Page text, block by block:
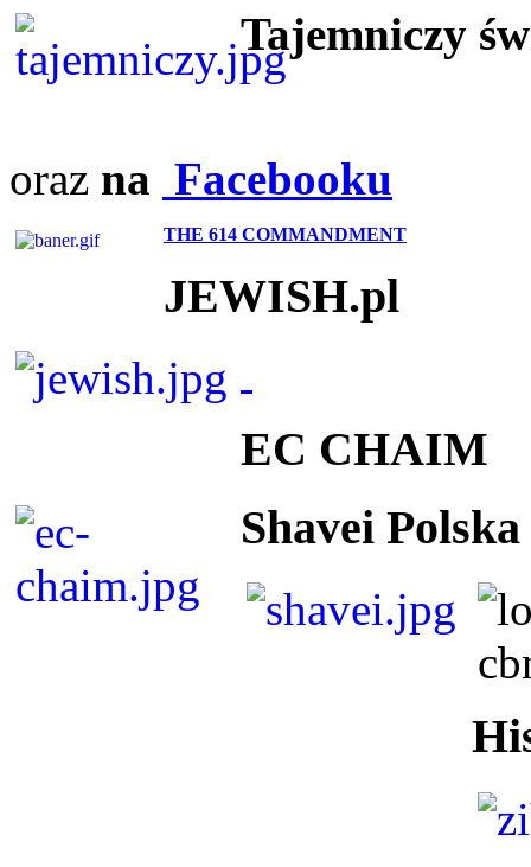
Tajemniczy
oraz na Facebooku
THE 614 COMMANDMENT
JEWISH.pl
EC CHAIM
Shavei Polska